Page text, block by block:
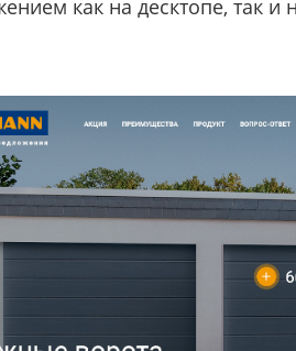
как на десктопе, так и